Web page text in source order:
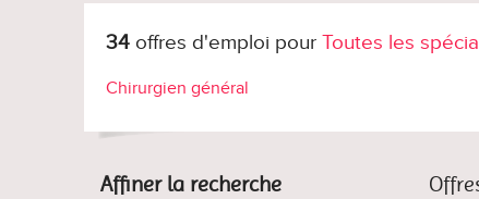
34 offres d'emploi pour Toutes les
Chirurgien général
Affiner la recherche